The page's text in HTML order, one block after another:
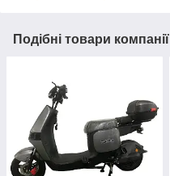
Подібні товари компанії